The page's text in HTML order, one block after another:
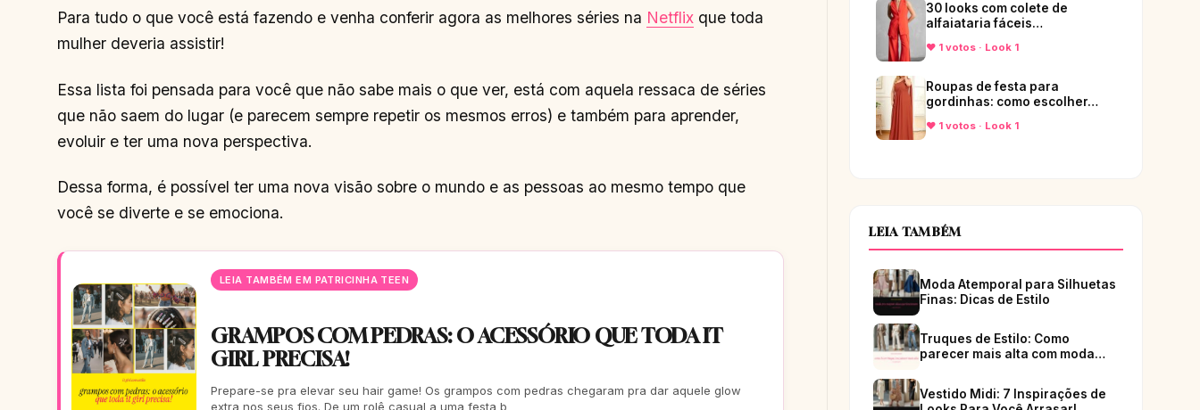
Para tudo o que você está fazendo e venha conferir agora as melhores séries na Netflix que toda
mulher deveria assistir!
Essa lista foi pensada para você que não sabe mais o que ver, está com aquela ressaca de séries
que não saem do lugar (e parecem sempre repetir os mesmos erros) e também para aprender,
evoluir e ter uma nova perspectiva.
Dessa forma, é possível ter uma nova visão sobre o mundo e as pessoas ao mesmo tempo que
você se diverte e se emociona.
LEIA TAMBÉM EM PATRICINHA TEEN
GRAMPOS COM PEDRAS: O ACESSÓRIO QUE TODA IT
GIRL PRECISA!
Prepare-se pra elevar seu hair game! Os grampos com pedras chegaram pra dar aquele glow
extra nos seus fios. De um rolê casual a uma festa b
30 looks com colete de
alfaiataria fáceis…
♥ 1 votos · Look 1
Roupas de festa para
gordinhas: como escolher…
♥ 1 votos · Look 1
LEIA TAMBÉM
Moda Atemporal para Silhuetas
Finas: Dicas de Estilo
Truques de Estilo: Como
parecer mais alta com moda…
Vestido Midi: 7 Inspirações de